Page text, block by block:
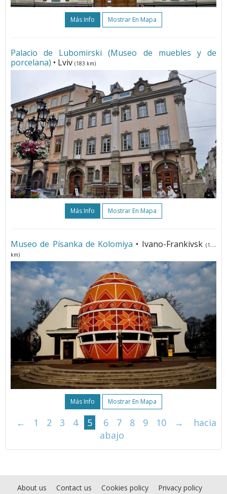
Más Info Mostrar En Mapa
Palacio de Lubomirski (Museo de muebles y de
porcelana) • Lviv (183 km)
Más Info Mostrar En Mapa
Museo de Písanka de Kolomiya • Ivano-Frankivsk(172
km)
Más Info Mostrar En Mapa
← 1 2 3 4 5 6 7 8 9 10 →
hacia
abajo
About us Contact us Cookies policy
Privacy policy